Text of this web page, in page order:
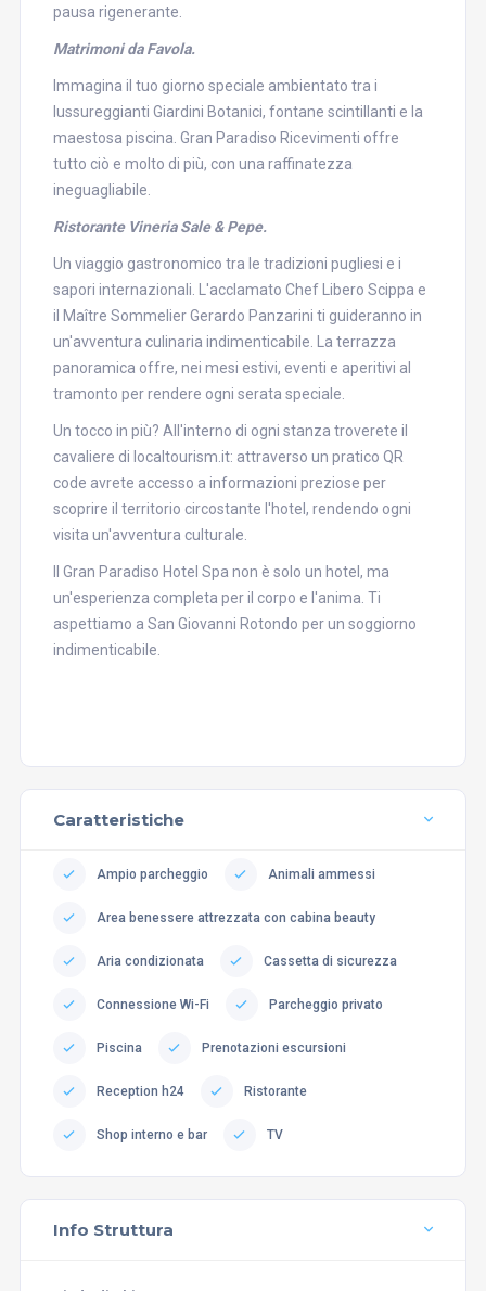
pausa rigenerante.
Matrimoni da Favola.
Immagina il tuo giorno speciale ambientato tra i
lussureggianti Giardini Botanici, fontane scintillanti e la
maestosa piscina. Gran Paradiso Ricevimenti offre
tutto ciò e molto di più, con una raffinatezza
ineguagliabile.
Ristorante Vineria Sale & Pepe.
Un viaggio gastronomico tra le tradizioni pugliesi e i
sapori internazionali. L'acclamato Chef Libero Scippa e
il Maître Sommelier Gerardo Panzarini ti guideranno in
un'avventura culinaria indimenticabile. La terrazza
panoramica offre, nei mesi estivi, eventi e aperitivi al
tramonto per rendere ogni serata speciale.
Un tocco in più? All'interno di ogni stanza troverete il
cavaliere di localtourism.it: attraverso un pratico QR
code avrete accesso a informazioni preziose per
scoprire il territorio circostante l'hotel, rendendo ogni
visita un'avventura culturale.
Il Gran Paradiso Hotel Spa non è solo un hotel, ma
un'esperienza completa per il corpo e l'anima. Ti
aspettiamo a San Giovanni Rotondo per un soggiorno
indimenticabile.
Caratteristiche
Ampio parcheggio Animali ammessi
Area benessere attrezzata con cabina beauty
Aria condizionata Cassetta di sicurezza
Connessione Wi-Fi Parcheggio privato
Piscina Prenotazioni escursioni
Reception h24 Ristorante
Shop interno e bar TV
Info Struttura